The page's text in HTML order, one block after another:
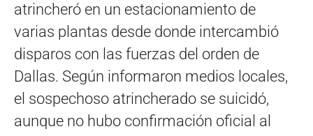
atrincheró en un estacionamiento de
varias plantas desde donde intercambió
disparos con las fuerzas del orden de
Dallas. Según informaron medios locales,
el sospechoso atrincherado se suicidó,
aunque no hubo confirmación oficial al